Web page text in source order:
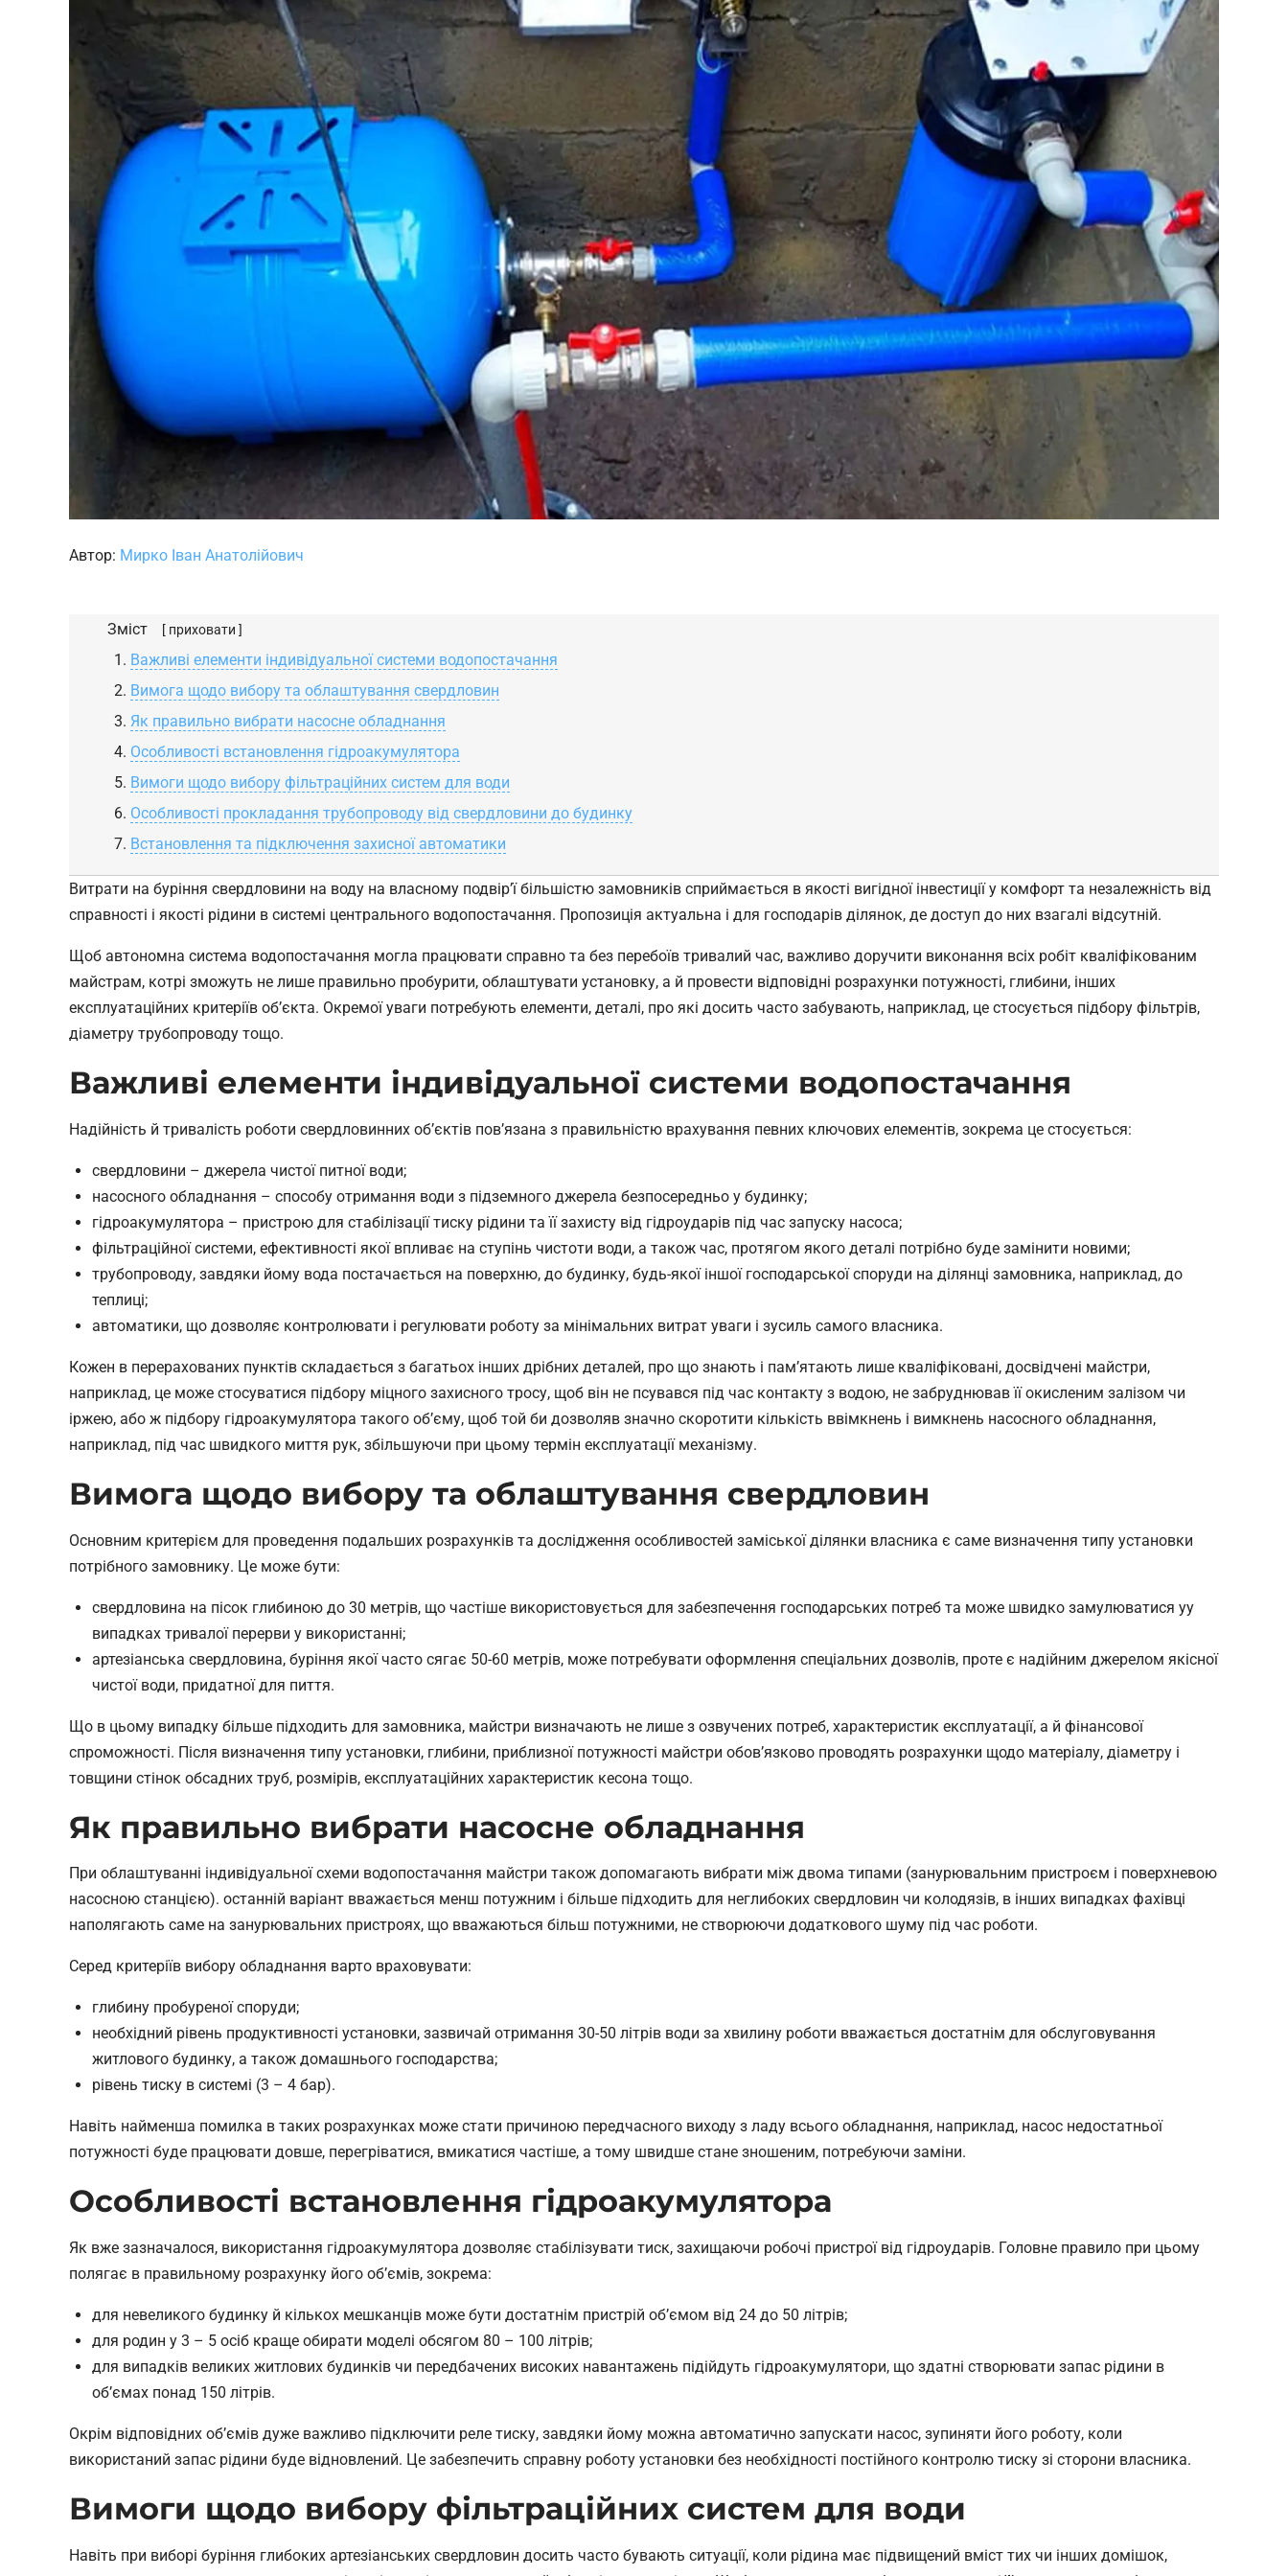
Автор: Мирко Іван Анатолійович
Зміст [ приховати ]
Важливі елементи індивідуальної системи водопостачання
Вимога щодо вибору та облаштування свердловин
Як правильно вибрати насосне обладнання
Особливості встановлення гідроакумулятора
Вимоги щодо вибору фільтраційних систем для води
Особливості прокладання трубопроводу від свердловини до будинку
Встановлення та підключення захисної автоматики
Витрати на буріння свердловини на воду на власному подвір’ї більшістю замовників сприймається в якості вигідної інвестиції у комфорт та незалежність від
справності і якості рідини в системі центрального водопостачання. Пропозиція актуальна і для господарів ділянок, де доступ до них взагалі відсутній.
Щоб автономна система водопостачання могла працювати справно та без перебоїв тривалий час, важливо доручити виконання всіх робіт кваліфікованим
майстрам, котрі зможуть не лише правильно пробурити, облаштувати установку, а й провести відповідні розрахунки потужності, глибини, інших
експлуатаційних критеріїв об’єкта. Окремої уваги потребують елементи, деталі, про які досить часто забувають, наприклад, це стосується підбору фільтрів,
діаметру трубопроводу тощо.
Важливі елементи індивідуальної системи водопостачання
Надійність й тривалість роботи свердловинних об’єктів пов’язана з правильністю врахування певних ключових елементів, зокрема це стосується:
свердловини – джерела чистої питної води;
насосного обладнання – способу отримання води з підземного джерела безпосередньо у будинку;
гідроакумулятора – пристрою для стабілізації тиску рідини та її захисту від гідроударів під час запуску насоса;
фільтраційної системи, ефективності якої впливає на ступінь чистоти води, а також час, протягом якого деталі потрібно буде замінити новими;
трубопроводу, завдяки йому вода постачається на поверхню, до будинку, будь-якої іншої господарської споруди на ділянці замовника, наприклад, до
теплиці;
автоматики, що дозволяє контролювати і регулювати роботу за мінімальних витрат уваги і зусиль самого власника.
Кожен в перерахованих пунктів складається з багатьох інших дрібних деталей, про що знають і пам’ятають лише кваліфіковані, досвідчені майстри,
наприклад, це може стосуватися підбору міцного захисного тросу, щоб він не псувався під час контакту з водою, не забруднював її окисленим залізом чи
іржею, або ж підбору гідроакумулятора такого об’єму, щоб той би дозволяв значно скоротити кількість ввімкнень і вимкнень насосного обладнання,
наприклад, під час швидкого миття рук, збільшуючи при цьому термін експлуатації механізму.
Вимога щодо вибору та облаштування свердловин
Основним критерієм для проведення подальших розрахунків та дослідження особливостей заміської ділянки власника є саме визначення типу установки
потрібного замовнику. Це може бути:
свердловина на пісок глибиною до 30 метрів, що частіше використовується для забезпечення господарських потреб та може швидко замулюватися уу
випадках тривалої перерви у використанні;
артезіанська свердловина, буріння якої часто сягає 50-60 метрів, може потребувати оформлення спеціальних дозволів, проте є надійним джерелом якісної
чистої води, придатної для пиття.
Що в цьому випадку більше підходить для замовника, майстри визначають не лише з озвучених потреб, характеристик експлуатації, а й фінансової
спроможності. Після визначення типу установки, глибини, приблизної потужності майстри обов’язково проводять розрахунки щодо матеріалу, діаметру і
товщини стінок обсадних труб, розмірів, експлуатаційних характеристик кесона тощо.
Як правильно вибрати насосне обладнання
При облаштуванні індивідуальної схеми водопостачання майстри також допомагають вибрати між двома типами (занурювальним пристроєм і поверхневою
насосною станцією). останній варіант вважається менш потужним і більше підходить для неглибоких свердловин чи колодязів, в інших випадках фахівці
наполягають саме на занурювальних пристроях, що вважаються більш потужними, не створюючи додаткового шуму під час роботи.
Серед критеріїв вибору обладнання варто враховувати:
глибину пробуреної споруди;
необхідний рівень продуктивності установки, зазвичай отримання 30-50 літрів води за хвилину роботи вважається достатнім для обслуговування
житлового будинку, а також домашнього господарства;
рівень тиску в системі (3 – 4 бар).
Навіть найменша помилка в таких розрахунках може стати причиною передчасного виходу з ладу всього обладнання, наприклад, насос недостатньої
потужності буде працювати довше, перегріватися, вмикатися частіше, а тому швидше стане зношеним, потребуючи заміни.
Особливості встановлення гідроакумулятора
Як вже зазначалося, використання гідроакумулятора дозволяє стабілізувати тиск, захищаючи робочі пристрої від гідроударів. Головне правило при цьому
полягає в правильному розрахунку його об’ємів, зокрема:
для невеликого будинку й кількох мешканців може бути достатнім пристрій об’ємом від 24 до 50 літрів;
для родин у 3 – 5 осіб краще обирати моделі обсягом 80 – 100 літрів;
для випадків великих житлових будинків чи передбачених високих навантажень підійдуть гідроакумулятори, що здатні створювати запас рідини в
об’ємах понад 150 літрів.
Окрім відповідних об’ємів дуже важливо підключити реле тиску, завдяки йому можна автоматично запускати насос, зупиняти його роботу, коли
використаний запас рідини буде відновлений. Це забезпечить справну роботу установки без необхідності постійного контролю тиску зі сторони власника.
Вимоги щодо вибору фільтраційних систем для води
Навіть при виборі буріння глибоких артезіанських свердловин досить часто бувають ситуації, коли рідина має підвищений вміст тих чи інших домішок,